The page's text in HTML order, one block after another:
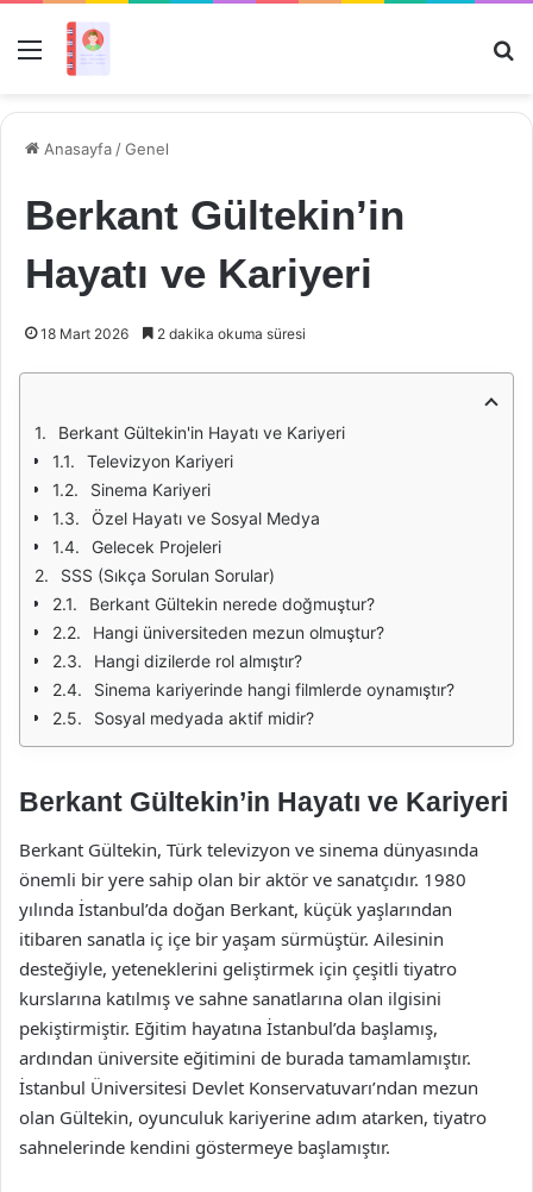
Menü
Anasayfa /Genel
Berkant Gültekin’in
Hayatı ve Kariyeri
18 Mart 2026 2 dakika okuma süresi
Berkant Gültekin'in Hayatı ve Kariyeri
Televizyon Kariyeri
Sinema Kariyeri
Özel Hayatı ve Sosyal Medya
Gelecek Projeleri
SSS (Sıkça Sorulan Sorular)
Berkant Gültekin nerede doğmuştur?
Hangi üniversiteden mezun olmuştur?
Hangi dizilerde rol almıştır?
Sinema kariyerinde hangi filmlerde oynamıştır?
Sosyal medyada aktif midir?
Berkant Gültekin’in Hayatı ve Kariyeri
Berkant Gültekin, Türk televizyon ve sinema dünyasında
önemli bir yere sahip olan bir aktör ve sanatçıdır. 1980
yılında İstanbul’da doğan Berkant, küçük yaşlarından
itibaren sanatla iç içe bir yaşam sürmüştür. Ailesinin
desteğiyle, yeteneklerini geliştirmek için çeşitli tiyatro
kurslarına katılmış ve sahne sanatlarına olan ilgisini
pekiştirmiştir. Eğitim hayatına İstanbul’da başlamış,
ardından üniversite eğitimini de burada tamamlamıştır.
İstanbul Üniversitesi Devlet Konservatuvarı’ndan mezun
olan Gültekin, oyunculuk kariyerine adım atarken, tiyatro
sahnelerinde kendini göstermeye başlamıştır.